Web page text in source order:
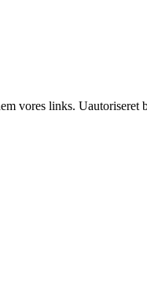
vores links.